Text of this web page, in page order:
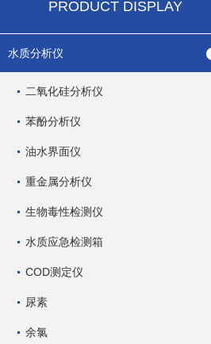
PRODUCT DISPLAY
水质分析仪
二氧化硅分析仪
苯酚分析仪
油水界面仪
重金属分析仪
生物毒性检测仪
水质应急检测箱
COD测定仪
尿素
余氯